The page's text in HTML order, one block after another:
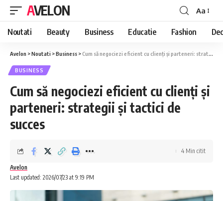
AVELON
Font
Resizer
Aa
Noutati Beauty Business Educatie Fashion
Avelon >Noutati >Business >Cum să negociezi eficient cu clienți și parteneri: strategii și tactici de succes
BUSINESS
Cum să negociezi eficient cu clienți și
parteneri: strategii și tactici de
succes
Last updated: 2026/07/23 at 9:19 PM
Avelon
4 Min citit